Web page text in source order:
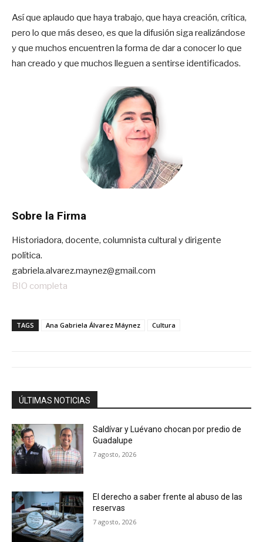
Así que aplaudo que haya trabajo, que haya creación, crítica,
pero lo que más deseo, es que la difusión siga realizándose
y que muchos encuentren la forma de dar a conocer lo que
han creado y que muchos lleguen a sentirse identificados.
Sobre la Firma
Historiadora, docente, columnista cultural y dirigente
política.
gabriela.alvarez.maynez@gmail.com
BIO completa
TAGS Ana Gabriela Álvarez Máynez Cultura
ÚLTIMAS NOTICIAS
Saldívar y Luévano chocan por predio de
Guadalupe
7 agosto, 2026
El derecho a saber frente al abuso de las
reservas
7 agosto, 2026